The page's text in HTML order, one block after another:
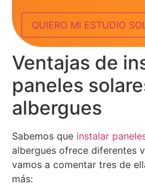
Ventajas de
paneles
albergues
Sabemos que instalar
albergues ofrece diferentes
vamos a comentar tres de
más: